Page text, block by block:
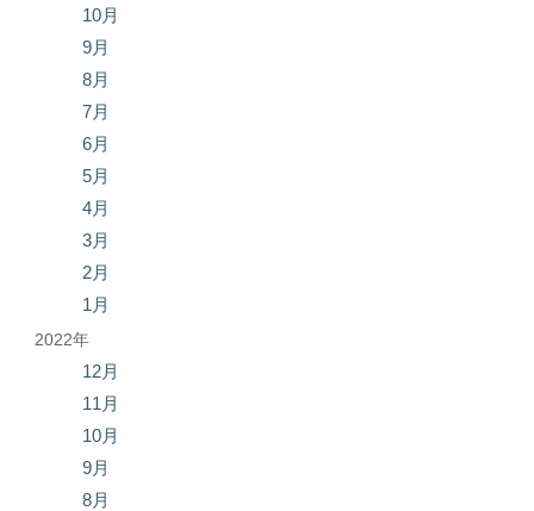
10月
9月
8月
7月
6月
5月
4月
3月
2月
1月
2022年
12月
11月
10月
9月
8月